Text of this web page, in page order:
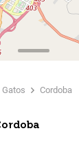
Gatos
Cordoba